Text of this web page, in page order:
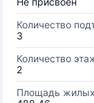
Количество
3
Количество
2
Площадь